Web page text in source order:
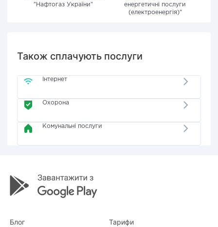
"Нафтогаз України"
енергетичні послуги
(електроенергія)"
Також сплачують послуги
Інтернет
Охорона
Комунальні послуги
Блог Тарифи